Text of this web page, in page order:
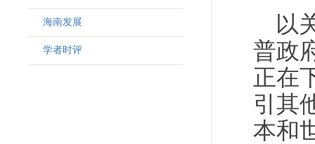
海南发展
学者时评
以
普政
正在
引其
本和